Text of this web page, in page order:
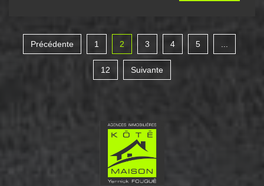
Précédente 1 2 3 4 5
12 Suivante